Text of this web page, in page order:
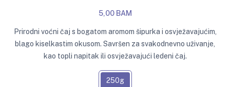
5,00 BAM
Prirodni voćni čaj s bogatom aromom šipurka i osvježavajućim,
blago kiselkastim okusom. Savršen za svakodnevno uživanje,
kao topli napitak ili osvježavajući ledeni čaj.
250g